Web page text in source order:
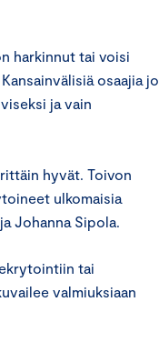
harkinnut tai voisi
osaajia jo
ja vain
hyvät. Toivon
ulkomaisia
Johanna Sipola.
tai
valmiuksiaan